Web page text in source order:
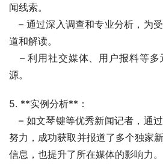
闻线索。
道和解读。
源。
5. **实例分析**：
努力，成功获取并报道了多个独家
信息，也提升了所在媒体的影响力。